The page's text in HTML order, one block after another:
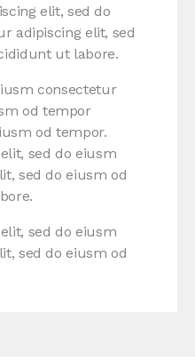
elit, sed do
adipiscing elit, sed
ut labore.
consectetur
od tempor
od tempor.
sed do eiusm
sed do eiusm od
sed do eiusm
sed do eiusm od